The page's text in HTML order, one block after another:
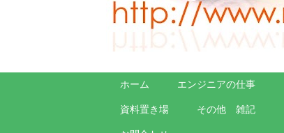
ホーム エンジニアの仕事
資料置き場 その他 雑記